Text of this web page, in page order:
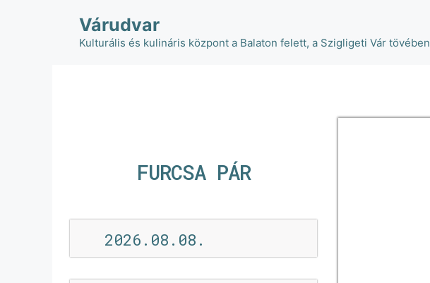
Várudvar
Kulturális és kulináris központ a Balaton felett, a Szigligeti Vár tövében
FURCSA PÁR
2026.08.08.